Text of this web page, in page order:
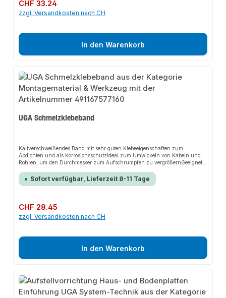
Regulärer Preis:
CHF 33.24
zzgl. Versandkosten nach CH
In den Warenkorb
UGA Schmelzklebeband
Kaltverschweißendes Band mit sehr guten Klebeeigenschaften zum
Abdichten und als KorrosionsschutzIdeal zum Umwickeln von Kabeln und
Rohren, um den Durchmesser zum Aufschrumpfen zu vergrößernGeeignet
m
Sofort verfügbar, Lieferzeit 8-11 Tage
Regulärer Preis:
CHF 28.45
zzgl. Versandkosten nach CH
In den Warenkorb